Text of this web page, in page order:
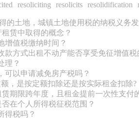
resoliciting resolicits resolidification
的土地，城镇土地使用税的纳税义务
赁中取得的概念？
增值税缴纳时间？
款方式出租不动产能否享受免征增值税
理？
可以申请减免房产税吗？
，是按定额扣除还是按实际租金扣除?
期限跨年度，且租金提前一次性支付
在个人所得税征税范围？
得税吗？